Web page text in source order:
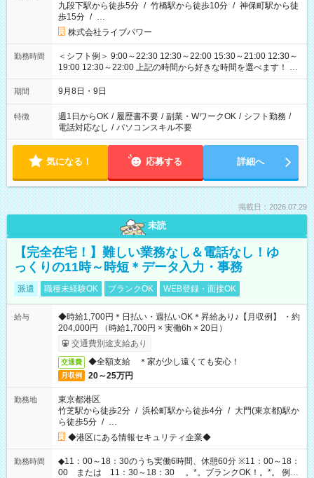
九段下駅から徒歩5分 / 竹橋駅から徒歩10分 / 神保町駅から徒
歩15分 / …
株式会社ライブパワー
勤務時間
＜シフト例＞ 9:00～22:30 12:30～22:00 15:30～21:00 12:30～
19:00 12:30～22:00 上記の時間から好きな時間を選べます！ ※
時間は変更となる可能性があります
期間 9月8日・9日
特徴 週1日からOK / 履歴書不要 / 副業・WワークOK / シフト勤務 /
電話対応なし / パソコンスキル不要
気になる！ 応募する 詳細へ
掲載日：2026.07.29
未読
【完全在宅！】難しい業務なし＆電話なし！ゆ
っくりの11時～時短＊データ入力・事務
派遣 職種未経験OK ブランクOK WEB登録・面接OK
給与
◆時給1,700円＊日払い・週払いOK＊昇給あり♪【月収例】 ・約
204,000円 （時給1,700円 × 実働6h × 20日）
交通費別途支給あり
交通費 ◆全額支給 ＊家が少し遠くても安心！
月収例 20～25万円
勤務地
東京都港区
竹芝駅から徒歩2分 / 浜松町駅から徒歩4分 / 大門(東京都)駅か
ら徒歩5分 / …
◆港区にある情報セキュリティ企業◆
勤務時間
◆11：00～18：30のうち実働6時間、休憩60分 ※11：00～18：
00 または 11：30～18：30 。*。ブランクOK！。*。 例え